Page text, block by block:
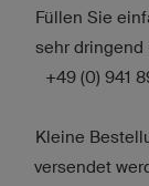
Füllen Sie
sehr dringend
+49 (0) 941
Kleine
versendet